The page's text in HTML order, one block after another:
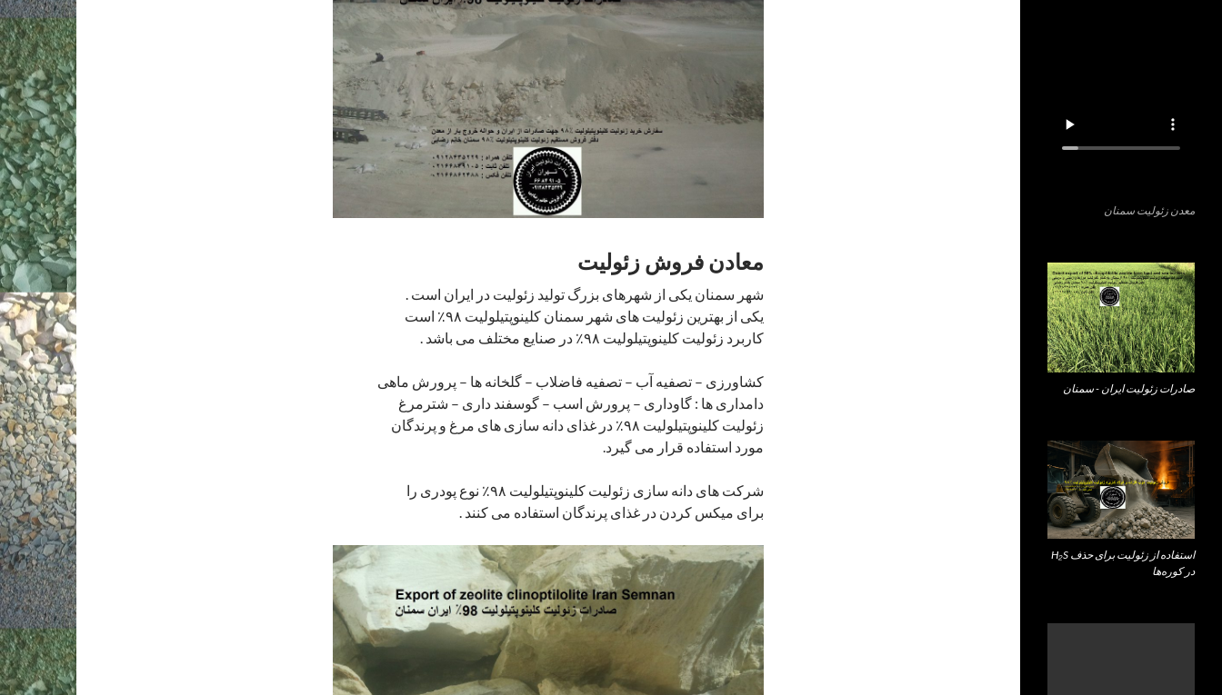
معادن فروش زئولیت
شهر سمنان یکی از شهرهای بزرگ تولید زئولیت در ایران است .
یکی از بهترین زئولیت های شهر سمنان کلینوپتیلولیت ۹۸٪ است
کاربرد زئولیت کلینوپتیلولیت ۹۸٪ در صنایع مختلف می باشد .
کشاورزی – تصفیه آب – تصفیه فاضلاب – گلخانه ها – پرورش ماهی
دامداری ها : گاوداری – پرورش اسب – گوسفند داری – شترمرغ
زئولیت کلینوپتیلولیت ۹۸٪ در غذای دانه سازی های مرغ و پرندگان
مورد استفاده قرار می گیرد.
شرکت های دانه سازی زئولیت کلینوپتیلولیت ۹۸٪ نوع پودری را
برای میکس کردن در غذای پرندگان استفاده می کنند .
معدن زئولیت سمنان
صادرات زئولیت ایران - سمنان
استفاده از زئولیت برای حذف H₂S
در کوره‌ها